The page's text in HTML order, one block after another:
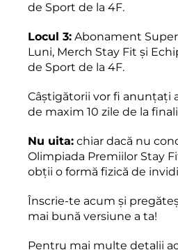
de Sport de la 4F.
Locul 3: Abonament
Luni, Merch Stay Fit și
de Sport de la 4F.
Câștigătorii vor fi anunțați
de maxim 10 zile de la
Nu uita: chiar dacă nu
Olimpiada Premiilor Stay
obții o formă fizică de
Înscrie-te acum și
mai bună versiune a ta!
Pentru mai multe detalii